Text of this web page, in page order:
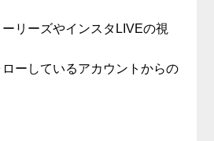
ーリーズやインスタLIVEの視
ローしているアカウントからの